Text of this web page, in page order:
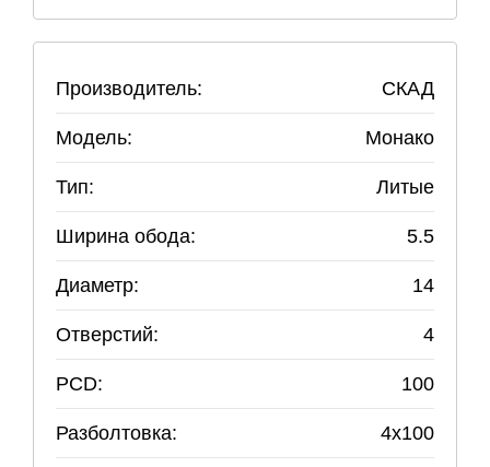
Производитель: СКАД
Модель: Монако
Тип: Литые
Ширина обода: 5.5
Диаметр: 14
Отверстий: 4
PCD: 100
Разболтовка: 4x100